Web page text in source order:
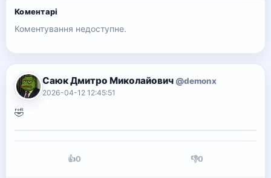
Коментарі
Коментування недоступне.
Саюк Дмитро Миколайович @demonx
2026-04-12 12:45:51
🤣
👍0 👎0